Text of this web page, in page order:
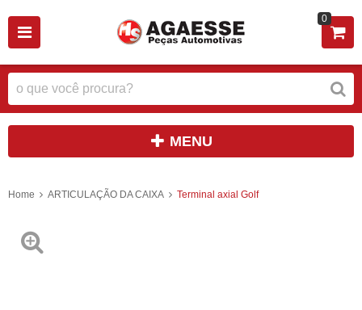
0
MENU
Home ARTICULAÇÃO DA CAIXA Terminal axial Golf